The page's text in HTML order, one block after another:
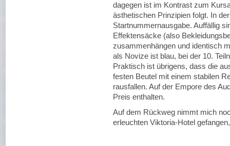
dagegen ist im Kontrast zum
ästhetischen Prinzipien folgt. In
Startnummernausgabe. Auffällig
Effektensäcke (also
zusammenhängen und identisch
als Novize ist blau, bei der 10.
Praktisch ist übrigens, dass die
festen Beutel mit einem stabilen
rausfallen. Auf der Empore des
Preis enthalten.
Auf dem Rückweg nimmt mich
erleuchten Viktoria-Hotel